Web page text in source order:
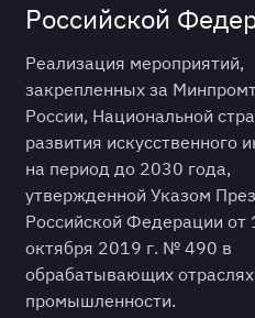
Российской
Реализация мероприятий,
закрепленных за
России, Национальной
развития искусственного
на период до 2030 года,
утвержденной Указом
Российской Федерации от
октября 2019 г. № 490 в
обрабатывающих отраслях
промышленности.